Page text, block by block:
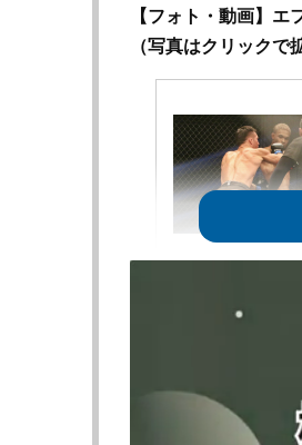
【フォト・動画】
（写真はクリックで
【動画】エフェヴィ
#Lemino